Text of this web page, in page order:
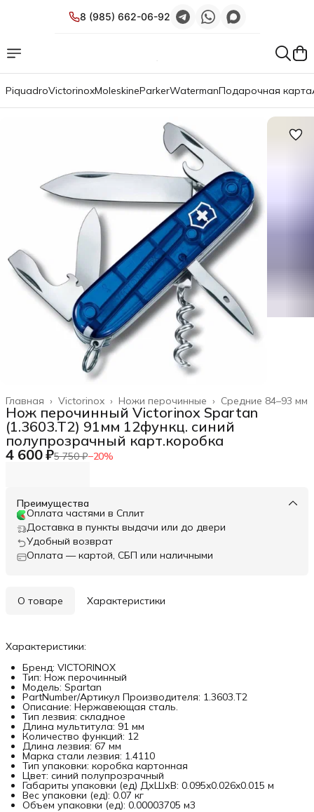
8 (985) 662-06-92
PiquadroVictorinoxMoleskineParkerWatermanПодарочная карта
Средние 84–93 мм
Ножи перочинные ›
Victorinox ›
Главная ›
Нож перочинный Victorinox Spartan
(1.3603.T2) 91мм 12функц. синий
полупрозрачный карт.коробка
4 600 ₽5 750 ₽−20%
Преимущества
Оплата частями в Сплит
Доставка в пункты выдачи или до двери
Удобный возврат
Оплата — картой, СБП или наличными
О товаре Характеристики
Характеристики:
Бренд: VICTORINOX
Тип: Нож перочинный
Модель: Spartan
PartNumber/Артикул Производителя: 1.3603.T2
Описание: Нержавеющая сталь.
Тип лезвия: складное
Длина мультитула: 91 мм
Количество функций: 12
Длина лезвия: 67 мм
Марка стали лезвия: 1.4110
Тип упаковки: коробка картонная
Цвет: синий полупрозрачный
Габариты упаковки (ед) ДхШхВ: 0.095x0.026x0.015 м
Вес упаковки (ед): 0.07 кг
Объем упаковки (ед): 0.00003705 м3